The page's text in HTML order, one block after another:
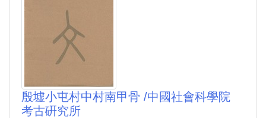
殷墟小屯村中村南甲骨 /中國社會科學院
考古硏究所